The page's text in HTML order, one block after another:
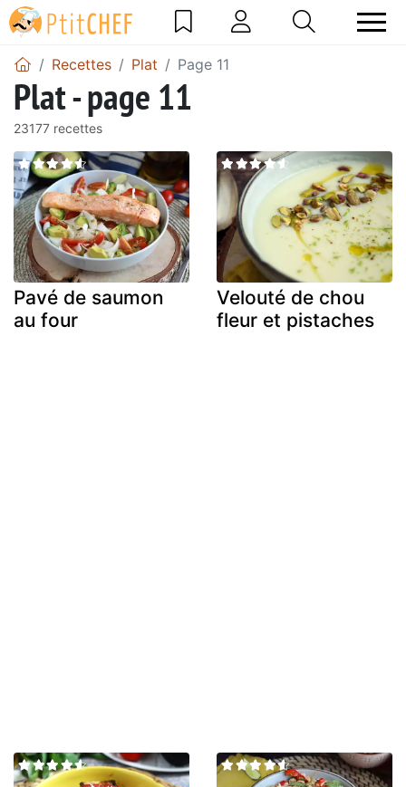
Recettes Plat Page 11
Plat - page 11
23177 recettes
Pavé de saumon
au four
Velouté de chou
fleur et pistaches